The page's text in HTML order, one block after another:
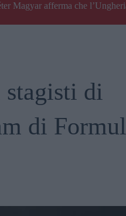
Magyar afferma che
di
di